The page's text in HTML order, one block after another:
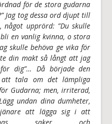
för de stora gudarna
Jag tog dessa ord djupt till
något upprörd: ”Du skulle
en vanlig kvinna, o stora
skulle behöva ge vika för
din makt så långt att jag
dig”… Då började den
att tala om det lämpliga
Gudarna; men, irriterad,
undan dina dumheter,
att lägga sig i att